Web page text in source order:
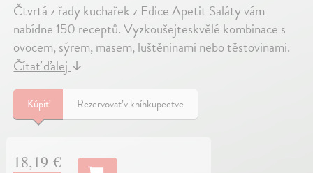
Čtvrtá z řady kuchařek z Edice Apetit Saláty vám
nabídne 150 receptů. Vyzkoušejteskvělé kombinace s
ovocem, sýrem, masem, luštěninami nebo těstovinami.
Čítať ďalej↓
Kúpiť Rezervovať v kníhkupectve
18,19 €